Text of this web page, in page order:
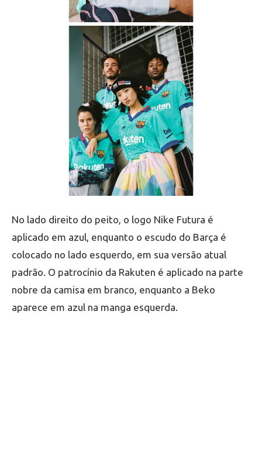
No lado direito do peito, o logo Nike Futura é
aplicado em azul, enquanto o escudo do Barça é
colocado no lado esquerdo, em sua versão atual
padrão. O patrocínio da Rakuten é aplicado na parte
nobre da camisa em branco, enquanto a Beko
aparece em azul na manga esquerda.